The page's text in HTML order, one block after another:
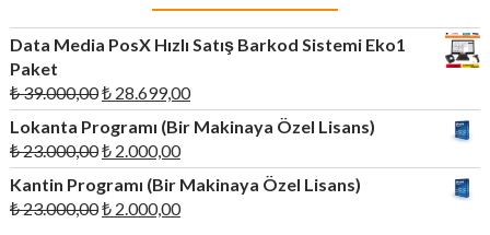
Data Media PosX Hızlı Satış Barkod Sistemi Eko1
Paket
₺39.000,00Orijinal
fiyat:
₺ 39.000,00.
₺28.699,00Şu
andaki
fiyat:
₺ 28.699,00.
Lokanta Programı (Bir Makinaya Özel Lisans)
₺23.000,00Orijinal
fiyat:
₺ 23.000,00.
₺2.000,00Şu
andaki
fiyat:
₺ 2.000,00.
Kantin Programı (Bir Makinaya Özel Lisans)
₺23.000,00Orijinal
₺2.000,00Şu